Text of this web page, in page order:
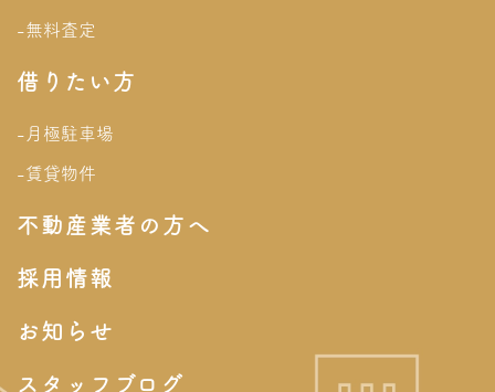
-無料査定
借りたい方
-月極駐車場
-賃貸物件
不動産業者の方へ
採用情報
お知らせ
スタッフブログ